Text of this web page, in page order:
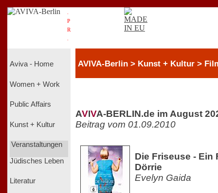
P
R
Aviva - Home
Women + Work
Public Affairs
Kunst + Kultur
Veranstaltungen
Jüdisches Leben
Literatur
AVIVA-Berlin > Kunst + Kultur >
AVIVA-BERLIN.de im August
Beitrag vom 01.09.2010
Die Friseuse - Ein
Dörrie
Evelyn Gaida